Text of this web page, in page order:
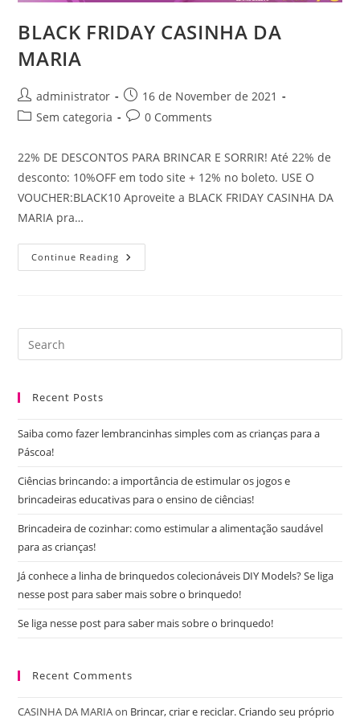
BLACK FRIDAY CASINHA DA
MARIA
Post
author:
administrator
Post
published:
16 de November de 2021
PostSem categoria
Post0 Comments
22% DE DESCONTOS PARA BRINCAR E SORRIR! Até 22% de
desconto: 10%OFF em todo site + 12% no boleto. USE O
VOUCHER:BLACK10 Aproveite a BLACK FRIDAY CASINHA DA
MARIA pra…
Continue Reading BLACK
FRIDAY
Recent Posts
Saiba como fazer lembrancinhas simples com as crianças para a
Páscoa!
Ciências brincando: a importância de estimular os jogos e
brincadeiras educativas para o ensino de ciências!
Brincadeira de cozinhar: como estimular a alimentação saudável
para as crianças!
Já conhece a linha de brinquedos colecionáveis DIY Models? Se liga
nesse post para saber mais sobre o brinquedo!
Se liga nesse post para saber mais sobre o brinquedo!
Recent Comments
CASINHA DA MARIAon Brincar, criar e reciclar. Criando seu próprio